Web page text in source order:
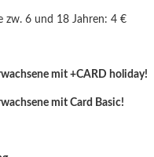
zw. 6 und 18 Jahren: 4 €
mit +CARD holiday!
e mit Card Basic!